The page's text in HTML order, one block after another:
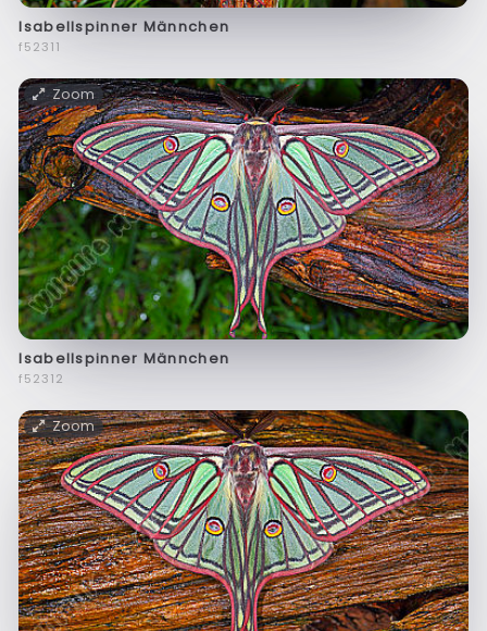
Isabellspinner Männchen
f52311
Zoom
Isabellspinner Männchen
f52312
Zoom